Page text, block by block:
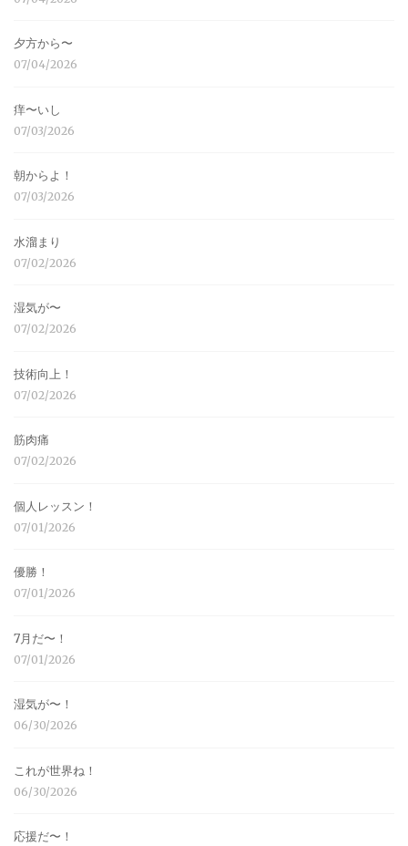
夕方から〜
07/04/2026
痒〜いし
07/03/2026
朝からよ！
07/03/2026
水溜まり
07/02/2026
湿気が〜
07/02/2026
技術向上！
07/02/2026
筋肉痛
07/02/2026
個人レッスン！
07/01/2026
優勝！
07/01/2026
7月だ〜！
07/01/2026
湿気が〜！
06/30/2026
これが世界ね！
06/30/2026
応援だ〜！